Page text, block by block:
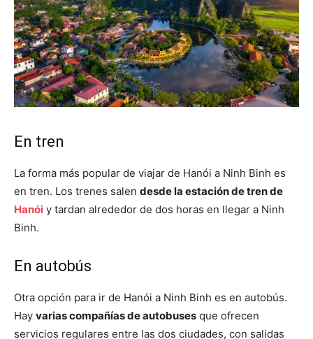
En tren
La forma más popular de viajar de Hanói a Ninh Binh es
en tren. Los trenes salen desde la estación de tren de
Hanói y tardan alrededor de dos horas en llegar a Ninh
Binh.
En autobús
Otra opción para ir de Hanói a Ninh Binh es en autobús.
Hay varias compañías de autobuses que ofrecen
servicios regulares entre las dos ciudades, con salidas